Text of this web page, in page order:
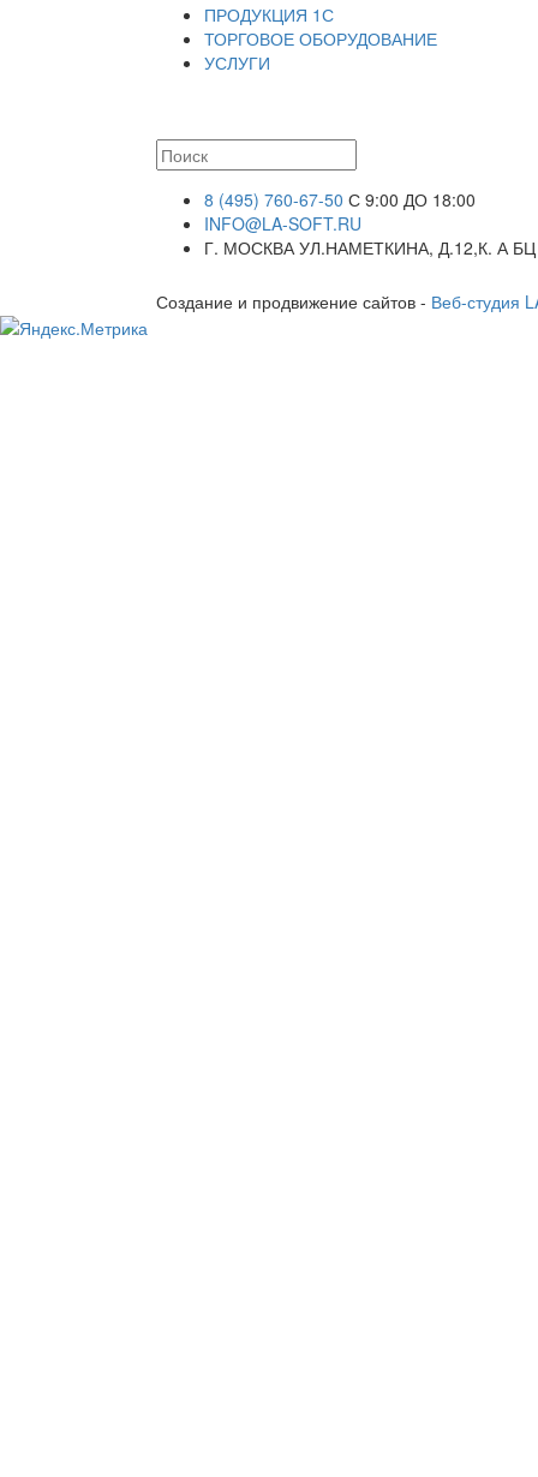
ПРОДУКЦИЯ 1С
ТОРГОВОЕ ОБОРУДОВАНИЕ
УСЛУГИ
8 (495) 760-67-50 С 9:00 ДО 18:00
INFO@LA-SOFT.RU
Г. МОСКВА УЛ.НАМЕТКИНА, Д.12,К. А
Создание и продвижение сайтов - Веб-студия